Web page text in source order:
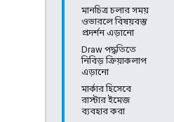
মানচিত্র চলার সময়
ওভারলে বিষয়বস্তু
প্রদর্শন এড়ানো
Draw পদ্ধতিতে
নিবিড় ক্রিয়াকলাপ
এড়ানো
মার্কার হিসেবে
রাস্টার ইমেজ
ব্যবহার করা